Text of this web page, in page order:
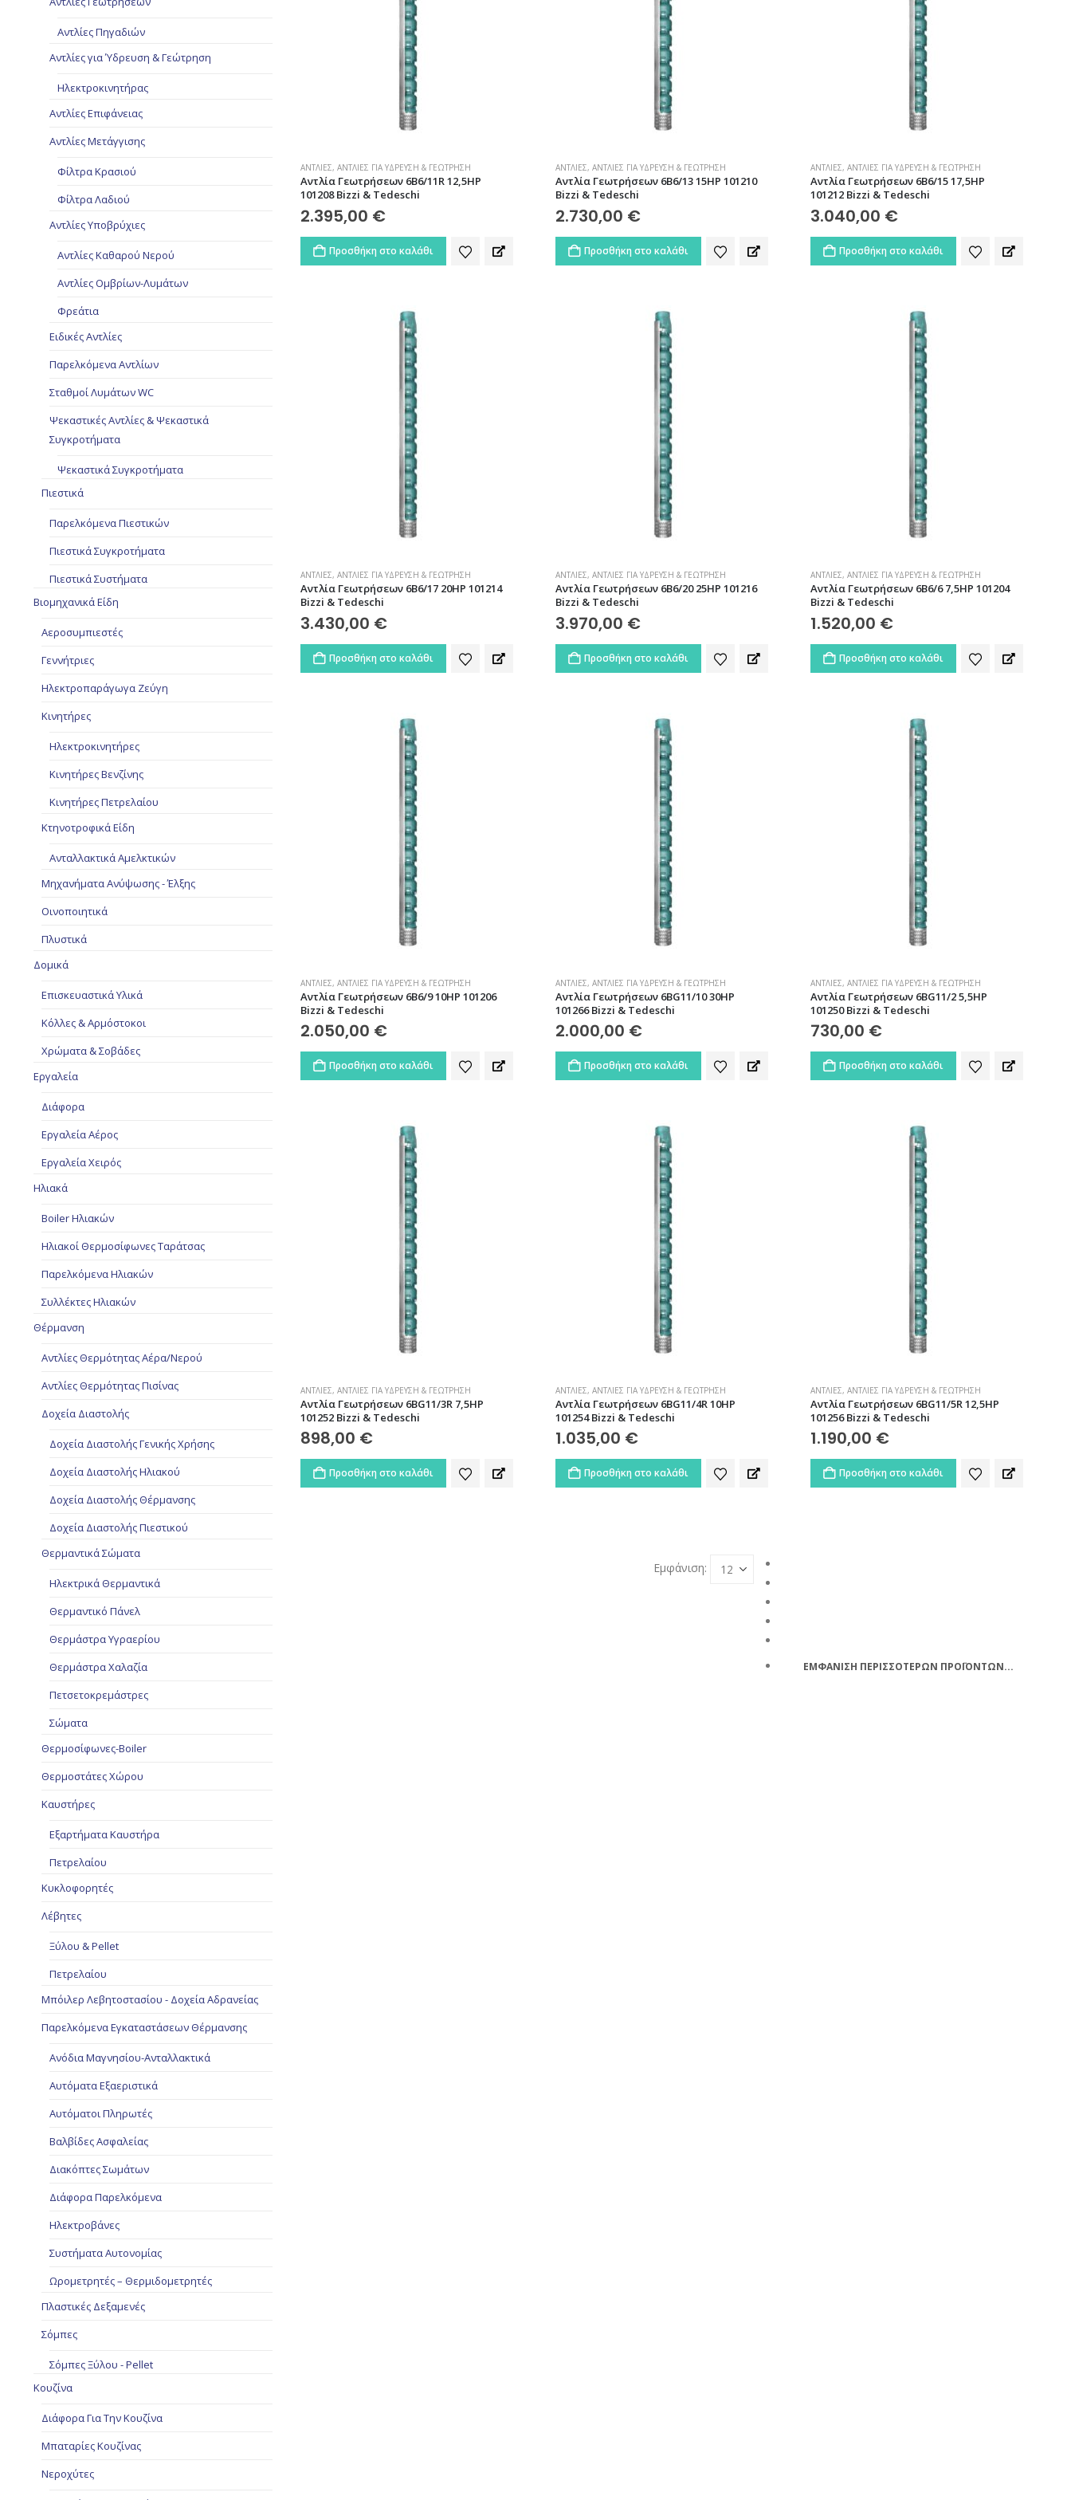
ΑΝΤΛΊΕΣ, ΑΝΤΛΊΕΣ ΓΙΑ ΎΔΡΕΥΣΗ & ΓΕΏΤΡΗΣΗ
Αντλία Γεωτρήσεων 6B6/11R 12,5HP
101208 Bizzi & Tedeschi
2.395,00 €
Προσθήκη στο καλάθι
ΑΝΤΛΊΕΣ, ΑΝΤΛΊΕΣ ΓΙΑ ΎΔΡΕΥΣΗ & ΓΕΏΤΡΗΣΗ
Αντλία Γεωτρήσεων 6B6/13 15HP 101210
Bizzi & Tedeschi
2.730,00 €
Προσθήκη στο καλάθι
ΑΝΤΛΊΕΣ, ΑΝΤΛΊΕΣ ΓΙΑ ΎΔΡΕΥΣΗ & ΓΕΏΤΡΗΣΗ
Αντλία Γεωτρήσεων 6B6/15 17,5HP
101212 Bizzi & Tedeschi
3.040,00 €
Προσθήκη στο καλάθι
ΑΝΤΛΊΕΣ, ΑΝΤΛΊΕΣ ΓΙΑ ΎΔΡΕΥΣΗ & ΓΕΏΤΡΗΣΗ
Αντλία Γεωτρήσεων 6B6/17 20HP 101214
Bizzi & Tedeschi
3.430,00 €
Προσθήκη στο καλάθι
ΑΝΤΛΊΕΣ, ΑΝΤΛΊΕΣ ΓΙΑ ΎΔΡΕΥΣΗ & ΓΕΏΤΡΗΣΗ
Αντλία Γεωτρήσεων 6B6/20 25HP 101216
Bizzi & Tedeschi
3.970,00 €
Προσθήκη στο καλάθι
ΑΝΤΛΊΕΣ, ΑΝΤΛΊΕΣ ΓΙΑ ΎΔΡΕΥΣΗ & ΓΕΏΤΡΗΣΗ
Αντλία Γεωτρήσεων 6B6/6 7,5HP 101204
Bizzi & Tedeschi
1.520,00 €
Προσθήκη στο καλάθι
ΑΝΤΛΊΕΣ, ΑΝΤΛΊΕΣ ΓΙΑ ΎΔΡΕΥΣΗ & ΓΕΏΤΡΗΣΗ
Αντλία Γεωτρήσεων 6B6/9 10HP 101206
Bizzi & Tedeschi
2.050,00 €
Προσθήκη στο καλάθι
ΑΝΤΛΊΕΣ, ΑΝΤΛΊΕΣ ΓΙΑ ΎΔΡΕΥΣΗ & ΓΕΏΤΡΗΣΗ
Αντλία Γεωτρήσεων 6BG11/10 30HP
101266 Bizzi & Tedeschi
2.000,00 €
Προσθήκη στο καλάθι
ΑΝΤΛΊΕΣ, ΑΝΤΛΊΕΣ ΓΙΑ ΎΔΡΕΥΣΗ & ΓΕΏΤΡΗΣΗ
Αντλία Γεωτρήσεων 6BG11/2 5,5HP
101250 Bizzi & Tedeschi
730,00 €
Προσθήκη στο καλάθι
ΑΝΤΛΊΕΣ, ΑΝΤΛΊΕΣ ΓΙΑ ΎΔΡΕΥΣΗ & ΓΕΏΤΡΗΣΗ
Αντλία Γεωτρήσεων 6BG11/3R 7,5HP
101252 Bizzi & Tedeschi
898,00 €
Προσθήκη στο καλάθι
ΑΝΤΛΊΕΣ, ΑΝΤΛΊΕΣ ΓΙΑ ΎΔΡΕΥΣΗ & ΓΕΏΤΡΗΣΗ
Αντλία Γεωτρήσεων 6BG11/4R 10HP
101254 Bizzi & Tedeschi
1.035,00 €
Προσθήκη στο καλάθι
ΑΝΤΛΊΕΣ, ΑΝΤΛΊΕΣ ΓΙΑ ΎΔΡΕΥΣΗ & ΓΕΏΤΡΗΣΗ
Αντλία Γεωτρήσεων 6BG11/5R 12,5HP
101256 Bizzi & Tedeschi
1.190,00 €
Προσθήκη στο καλάθι
Εμφάνιση:
ΕΜΦΑΝΙΣΗ ΠΕΡΙΣΣΟΤΕΡΩΝ ΠΡΟΪΟΝΤΩΝ...
Αντλίες Πηγαδιών
Αντλίες για Ύδρευση & Γεώτρηση
Ηλεκτροκινητήρας
Αντλίες Επιφάνειας
Αντλίες Μετάγγισης
Φίλτρα Κρασιού
Φίλτρα Λαδιού
Αντλίες Υποβρύχιες
Αντλίες Καθαρού Νερού
Αντλίες Ομβρίων-Λυμάτων
Φρεάτια
Ειδικές Αντλίες
Παρελκόμενα Αντλίων
Σταθμοί Λυμάτων WC
Ψεκαστικές Αντλίες & Ψεκαστικά
Συγκροτήματα
Ψεκαστικά Συγκροτήματα
Πιεστικά
Παρελκόμενα Πιεστικών
Πιεστικά Συγκροτήματα
Πιεστικά Συστήματα
Βιομηχανικά Είδη
Αεροσυμπιεστές
Γεννήτριες
Ηλεκτροπαράγωγα Ζεύγη
Κινητήρες
Ηλεκτροκινητήρες
Κινητήρες Βενζίνης
Κινητήρες Πετρελαίου
Κτηνοτροφικά Είδη
Ανταλλακτικά Αμελκτικών
Μηχανήματα Ανύψωσης - Έλξης
Οινοποιητικά
Πλυστικά
Δομικά
Επισκευαστικά Υλικά
Κόλλες & Αρμόστοκοι
Χρώματα & Σοβάδες
Εργαλεία
Διάφορα
Εργαλεία Αέρος
Εργαλεία Χειρός
Ηλιακά
Boiler Ηλιακών
Ηλιακοί Θερμοσίφωνες Ταράτσας
Παρελκόμενα Ηλιακών
Συλλέκτες Ηλιακών
Θέρμανση
Αντλίες Θερμότητας Αέρα/Νερού
Αντλίες Θερμότητας Πισίνας
Δοχεία Διαστολής
Δοχεία Διαστολής Γενικής Χρήσης
Δοχεία Διαστολής Ηλιακού
Δοχεία Διαστολής Θέρμανσης
Δοχεία Διαστολής Πιεστικού
Θερμαντικά Σώματα
Ηλεκτρικά Θερμαντικά
Θερμαντικό Πάνελ
Θερμάστρα Υγραερίου
Θερμάστρα Χαλαζία
Πετσετοκρεμάστρες
Σώματα
Θερμοσίφωνες-Boiler
Θερμοστάτες Χώρου
Καυστήρες
Εξαρτήματα Καυστήρα
Πετρελαίου
Κυκλοφορητές
Λέβητες
Ξύλου & Pellet
Πετρελαίου
Μπόιλερ Λεβητοστασίου - Δοχεία Αδρανείας
Παρελκόμενα Εγκαταστάσεων Θέρμανσης
Ανόδια Μαγνησίου-Ανταλλακτικά
Αυτόματα Εξαεριστικά
Αυτόματοι Πληρωτές
Βαλβίδες Ασφαλείας
Διακόπτες Σωμάτων
Διάφορα Παρελκόμενα
Ηλεκτροβάνες
Συστήματα Αυτονομίας
Ωρομετρητές – Θερμιδομετρητές
Πλαστικές Δεξαμενές
Σόμπες
Σόμπες Ξύλου - Pellet
Κουζίνα
Διάφορα Για Την Κουζίνα
Μπαταρίες Κουζίνας
Νεροχύτες